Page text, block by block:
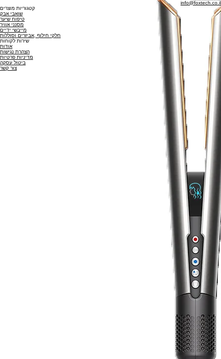
חנות Dyson
רחוב אודם 6 פתח תקווה
03-6762924
info@foxtech.co.il
קטגוריות מוצרים
שואבי אבק
טיפוח שיער
מסנני אוויר
מייבשי ידיים
חלקי חילוף ,אביזרים וסוללות
שירות לקוחות
אודות
הצהרת נגישות